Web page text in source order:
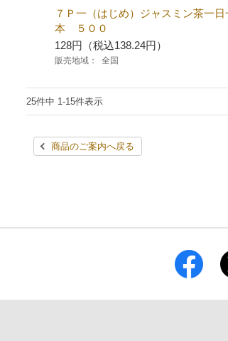
７Ｐ一（はじめ）ジャスミン茶一日
本 ５００
128円（税込138.24円）
販売地域： 全国
25件中 1-15件表示
商品のご案内へ戻る